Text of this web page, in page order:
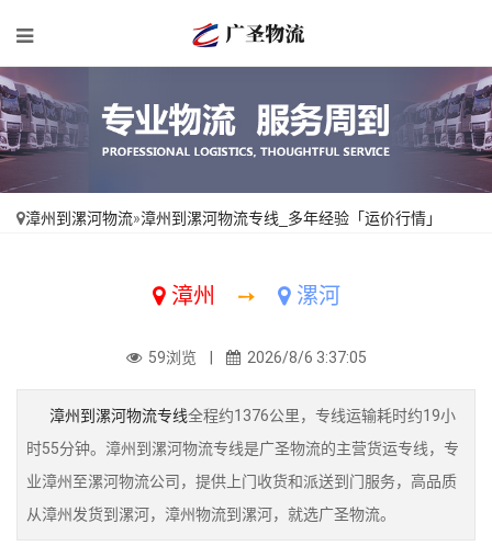
漳州到漯河物流»漳州到漯河物流专线_多年经验「运价行情」
漳州 ➙ 漯河
59浏览 | 2026/8/6 3:37:05
漳州到漯河物流专线全程约1376公里，专线运输耗时约19小
时55分钟。漳州到漯河物流专线是广圣物流的主营货运专线，专
业漳州至漯河物流公司，提供上门收货和派送到门服务，高品质
从漳州发货到漯河，漳州物流到漯河，就选广圣物流。